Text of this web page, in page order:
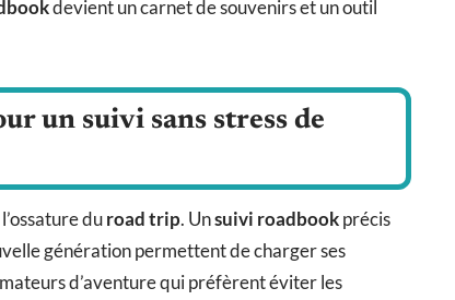
devient un carnet de souvenirs et un outil
un suivi sans stress de
duroad trip. Unsuivi roadbookprécis
génération permettent de charger ses
d’aventure qui préfèrent éviter les